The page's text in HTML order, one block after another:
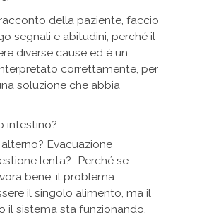
della paziente, faccio
segnali e abitudini, perché il
diverse cause ed è un
correttamente, per
soluzione che abbia
intestino?
alterno? Evacuazione
lenta? Perché se
bene, il problema
il singolo alimento, ma il
il sistema sta funzionando.